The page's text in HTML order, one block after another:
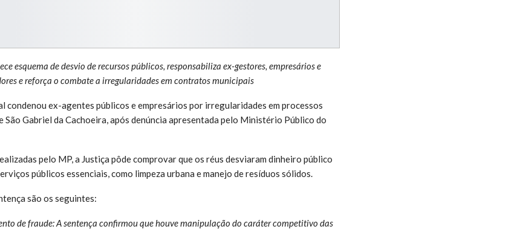
esquema de desvio de recursos públicos, responsabiliza ex-gestores, empresários e
e reforça o combate a irregularidades em contratos municipais
condenou ex-agentes públicos e empresários por irregularidades em processos
Gabriel da Cachoeira, após denúncia apresentada pelo Ministério Público do
pelo MP, a Justiça pôde comprovar que os réus desviaram dinheiro público
públicos essenciais, como limpeza urbana e manejo de resíduos sólidos.
são os seguintes:
de fraude: A sentença confirmou que houve manipulação do caráter competitivo das